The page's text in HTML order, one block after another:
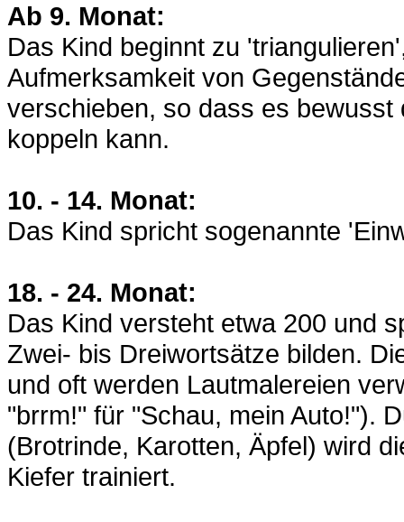
Ab 9. Monat:
Das Kind beginnt zu
Aufmerksamkeit von
verschieben, so dass es
koppeln kann.
10. - 14. Monat:
Das Kind spricht sogenannte
18. - 24. Monat:
Das Kind versteht etwa 200 und
Zwei- bis Dreiwortsätze bilden.
und oft werden Lautmalereien
"brrm!" für "Schau, mein Auto!").
(Brotrinde, Karotten, Äpfel) wird
Kiefer trainiert.